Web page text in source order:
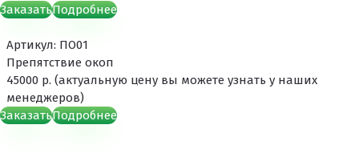
ЗаказатьПодробнее
Артикул: ПО01
Препятствие окоп
45000 р. (актуальную цену вы можете узнать у наших
менеджеров)
ЗаказатьПодробнее